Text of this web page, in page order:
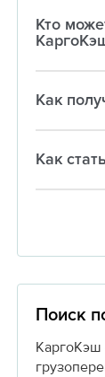
Кто
Как
Как
Поиск
КаргоКэш